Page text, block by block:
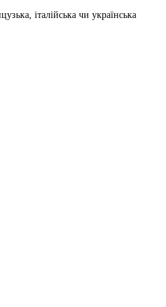
італійська чи українська